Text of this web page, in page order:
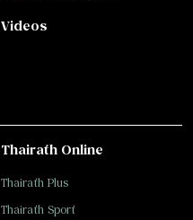
Videos
Thairath Online
Thairath Plus
Thairath Sport